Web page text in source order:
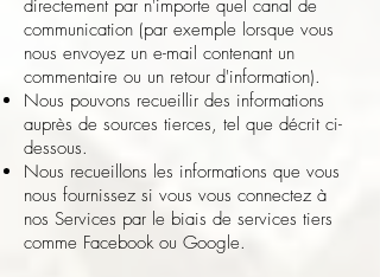
directement par n'importe quel canal de
communication (par exemple lorsque vous
nous envoyez un e-mail contenant un
commentaire ou un retour d'information).
Nous pouvons recueillir des informations
auprès de sources tierces, tel que décrit ci-
dessous.
Nous recueillons les informations que vous
nous fournissez si vous vous connectez à
nos Services par le biais de services tiers
comme Facebook ou Google.